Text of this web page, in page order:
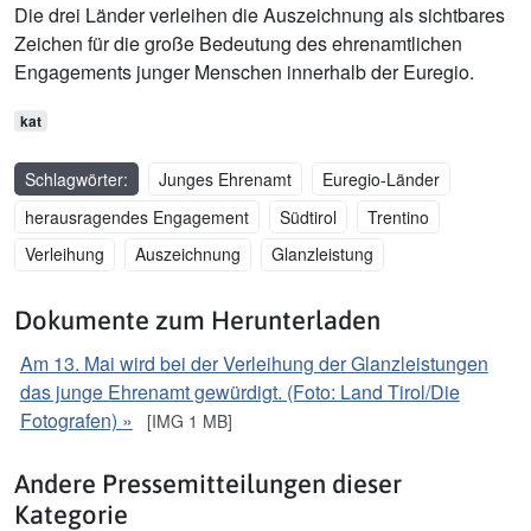
Die drei Länder verleihen die Auszeichnung als sichtbares
Zeichen für die große Bedeutung des ehrenamtlichen
Engagements junger Menschen innerhalb der Euregio.
kat
Schlagwörter: Junges Ehrenamt
Euregio-Länder
herausragendes Engagement
Südtirol
Trentino
Verleihung
Auszeichnung Glanzleistung
Dokumente zum Herunterladen
Am 13. Mai wird bei der Verleihung der Glanzleistungen
das junge Ehrenamt gewürdigt. (Foto: Land Tirol/Die
Fotografen) »
[IMG 1 MB]
Andere Pressemitteilungen dieser
Kategorie